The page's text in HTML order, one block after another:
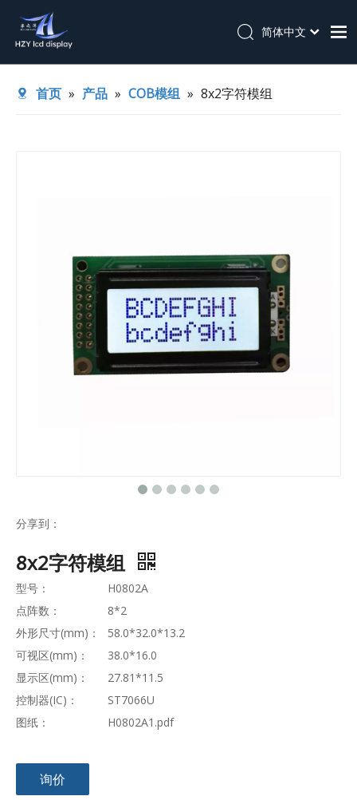
简体中文
首页 » 产品 » COB模组 » 8x2字符模组
分享到：
8x2字符模组
型号：
H0802A
点阵数：
8*2
外形尺寸(mm)：
58.0*32.0*13.2
可视区(mm)：
38.0*16.0
显示区(mm)：
27.81*11.5
控制器(IC)：
ST7066U
图纸：
H0802A1.pdf
询价